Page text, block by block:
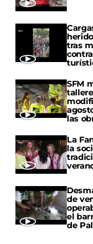
tras
SFM
las
La
la
de
el
de